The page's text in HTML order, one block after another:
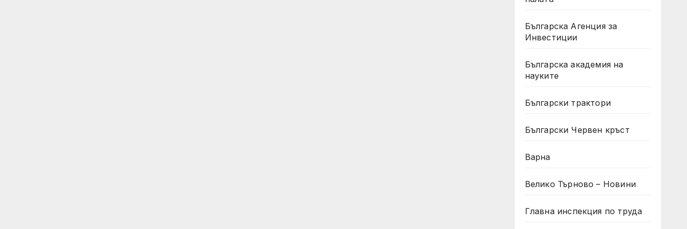
Българска Агенция за
Инвестиции
Българска академия на
науките
Български трактори
Български Червен кръст
Варна
Велико Търново – Новини
Главна инспекция по труда